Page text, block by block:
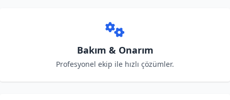
Bakım & Onarım
Profesyonel ekip ile hızlı çözümler.